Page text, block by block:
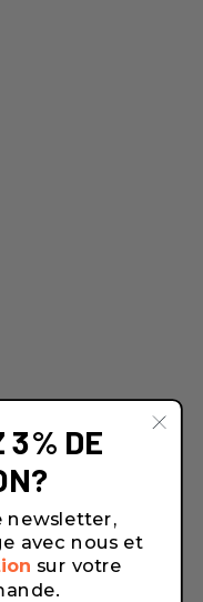
3% DE
newsletter,
avec nous et
sur votre